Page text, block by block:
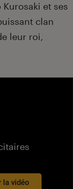
et ses
clan
leur roi,
la vidéo